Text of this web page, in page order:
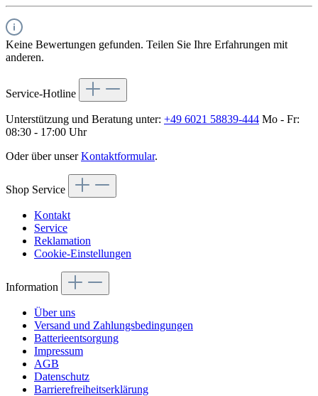
Keine Bewertungen gefunden. Teilen Sie Ihre Erfahrungen mit
anderen.
Service-Hotline
Unterstützung und Beratung unter: +49 6021 58839-444 Mo - Fr:
08:30 - 17:00 Uhr
Oder über unserKontaktformular.
Shop Service
Kontakt
Service
Reklamation
Cookie-Einstellungen
Information
Über uns
Versand und Zahlungsbedingungen
Batterieentsorgung
Impressum
AGB
Datenschutz
Barrierefreiheitserklärung